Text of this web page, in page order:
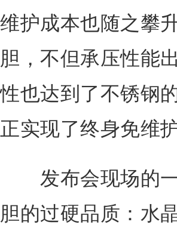
维护成本也随之攀
胆，不但承压性能
性也达到了不锈钢
正实现了终身免维护
发布会现场的一
胆的过硬品质：水